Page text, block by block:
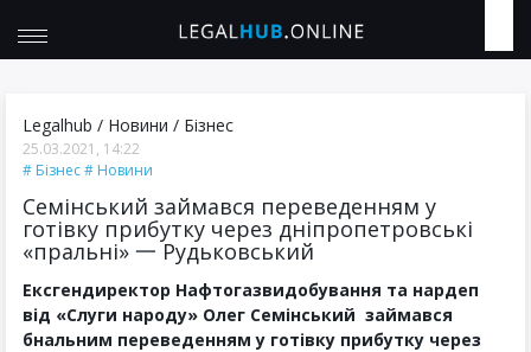
Legalhub / Новини / Бізнес
25.03.2021, 14:22
Бізнес
Новини
Семінський займався переведенням у
готівку прибутку через дніпропетровські
«пральні» 一 Рудьковський
Ексгендиректор Нафтогазвидобування та нардеп
від «Слуги народу» Олег Семінський займався
бнальним переведенням у готівку прибутку через